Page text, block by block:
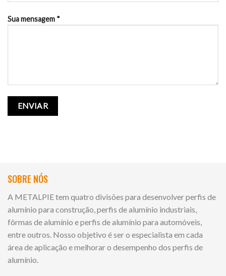
Sua mensagem *
SOBRE NÓS
A METALPIE tem quatro divisões para desenvolver perfis de
alumínio para construção, perfis de alumínio industriais,
fôrmas de alumínio e perfis de alumínio para automóveis,
entre outros. Nosso objetivo é ser o especialista em cada
área de aplicação e melhorar o desempenho dos perfis de
alumínio.